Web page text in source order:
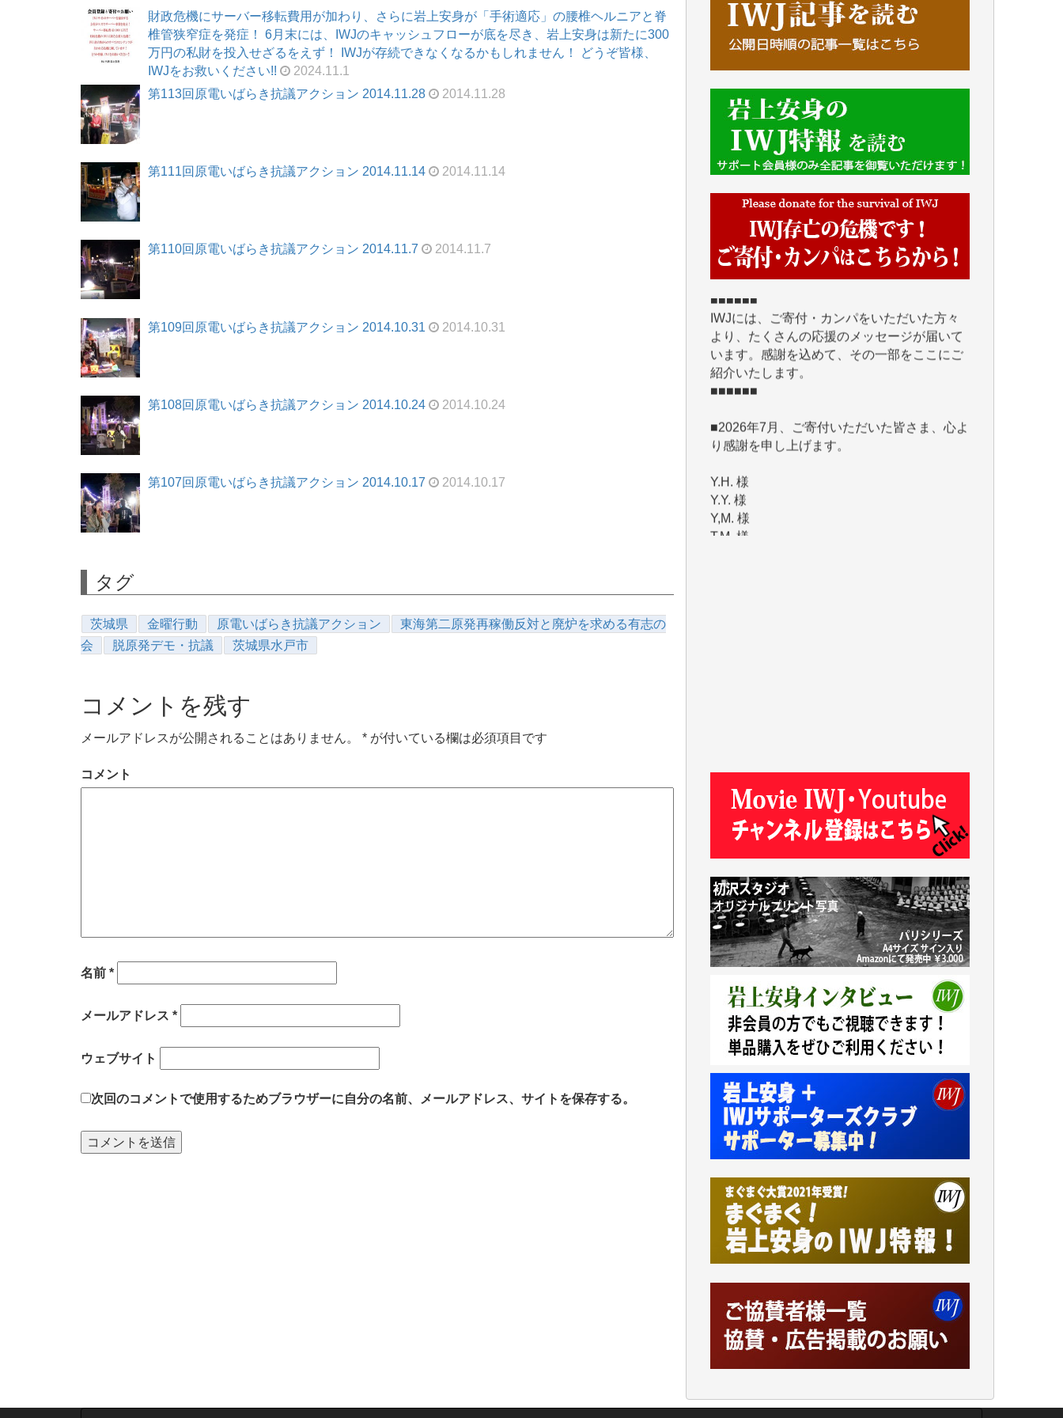
財政危機にサーバー移転費用が加わり、さらに岩上安身が「手術適応」の腰椎ヘルニアと脊
椎管狭窄症を発症！ 6月末には、IWJのキャッシュフローが底を尽き、岩上安身は新たに300
万円の私財を投入せざるをえず！ IWJが存続できなくなるかもしれません！ どうぞ皆様、
IWJをお救いください!!
2024.11.1
第113回原電いばらき抗議アクション 2014.11.28
2014.11.28
第111回原電いばらき抗議アクション 2014.11.14 2014.11.14
第110回原電いばらき抗議アクション 2014.11.7 2014.11.7
第109回原電いばらき抗議アクション 2014.10.31 2014.10.31
第108回原電いばらき抗議アクション 2014.10.24 2014.10.24
第107回原電いばらき抗議アクション 2014.10.17 2014.10.17
タグ
茨城県 金曜行動 原電いばらき抗議アクション
東海第二原発再稼働反対と廃炉を求める有志の
会
脱原発デモ・抗議 茨城県水戸市
コメントを残す
メールアドレスが公開されることはありません。 * が付いている欄は必須項目です
コメント
名前 *
メールアドレス *
ウェブサイト
次回のコメントで使用するためブラウザーに自分の名前、メールアドレス、サイトを保存する。
■■■■■■
IWJには、ご寄付・カンパをいただいた方々
より、たくさんの応援のメッセージが届いて
います。感謝を込めて、その一部をここにご
紹介いたします。
■■■■■■
■2026年7月、ご寄付いただいた皆さま、心よ
Y.H. 様
Y,M. 様
T.M. 様
マツモト ヤスアキ 様
マシオン 恵美香 様
Y.T. 様
T.K. 様
ASAKO TAKAESU 様
マシオン恵美香 様
平野智生 様
吉住俊昭 様
徳山匡 様
金 盛起 様
塩川 晃平 様
松本益美 様
及川昭男 様
岩井祐子 様
藤田英之 様
藤岡比左志 様
小池説夫 様
アオキカナメ 様
諸般の事情によりIWJ会費払えず今は非会員
です。市民側に立つ講演会にIWJのカメラマ
われるのはあまりにもったいない。少しでも
お役立てください。（H.O.様）
今日、僅かですがカンパしました。（T.M.
様）
今日、僅かですがカンパしました。IWJの危
機を乗り切るには到底及ばない額ですが病気
の妻を抱えている私にとっては精一杯のカン
パです。
ューは大袈裟ではなく、極めて重要な知的財